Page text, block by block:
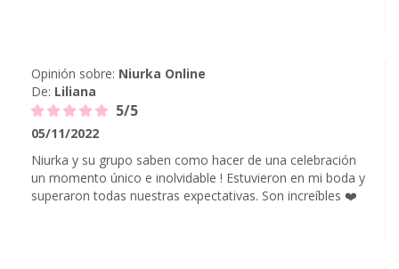
Opinión sobre: Niurka Online
De: Liliana
5/5
05/11/2022
Niurka y su grupo saben como hacer de una celebración
un momento único e inolvidable ! Estuvieron en mi boda y
superaron todas nuestras expectativas. Son increíbles ❤️